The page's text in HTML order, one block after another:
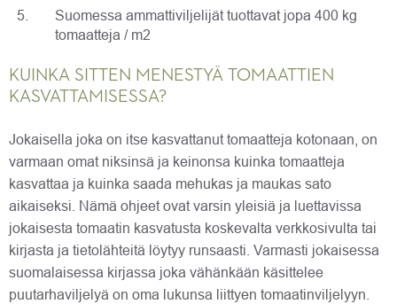
Suomessa ammattiviljelijät tuottavat jopa 400 kg
tomaatteja / m2
KUINKA SITTEN MENESTYÄ TOMAATTIEN
KASVATTAMISESSA?
Jokaisella joka on itse kasvattanut tomaatteja kotonaan, on
varmaan omat niksinsä ja keinonsa kuinka tomaatteja
kasvattaa ja kuinka saada mehukas ja maukas sato
aikaiseksi. Nämä ohjeet ovat varsin yleisiä ja luettavissa
jokaisesta tomaatin kasvatusta koskevalta verkkosivulta tai
kirjasta ja tietolähteitä löytyy runsaasti. Varmasti jokaisessa
suomalaisessa kirjassa joka vähänkään käsittelee
puutarhaviljelyä on oma lukunsa liittyen tomaatinviljelyyn.